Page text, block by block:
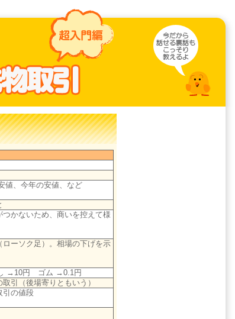
値、今年の安値、など
かないため、商いを控えて様
ーソク足）。相場の下げを示
→10円 ゴム →0.1円
引（後場寄りともいう）
引の値段